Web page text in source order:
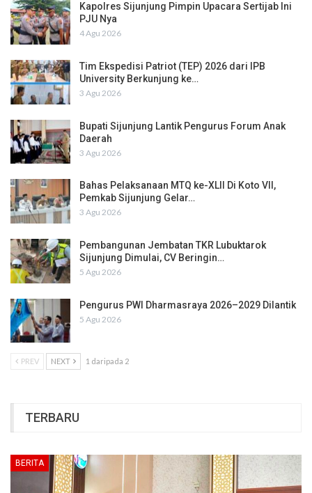
Kapolres Sijunjung Pimpin Upacara Sertijab Ini
PJU Nya
4 Agu 2026
Tim Ekspedisi Patriot (TEP) 2026 dari IPB
University Berkunjung ke…
3 Agu 2026
Bupati Sijunjung Lantik Pengurus Forum Anak
Daerah
3 Agu 2026
Bahas Pelaksanaan MTQ ke-XLII Di Koto VII,
Pemkab Sijunjung Gelar…
3 Agu 2026
Pembangunan Jembatan TKR Lubuktarok
Sijunjung Dimulai, CV Beringin…
5 Agu 2026
Pengurus PWI Dharmasraya 2026–2029 Dilantik
5 Agu 2026
PREV NEXT 1 daripada 2
TERBARU
BERITA